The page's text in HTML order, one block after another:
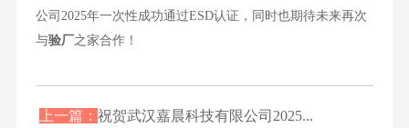
公司2025年一次性成功通过ESD认证，同时也期待未来再次
与验厂之家合作！
上一篇：祝贺武汉嘉晨科技有限公司2025...